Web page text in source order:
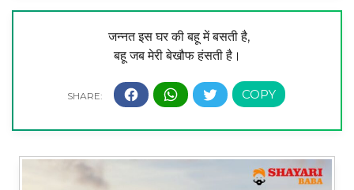
जन्नत इस घर की बहू में बसती है,
बहू जब मेरी बेखौफ हंसती है।